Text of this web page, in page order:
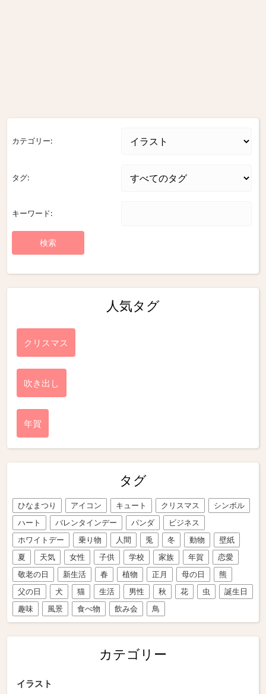
カテゴリー:
タグ:
キーワード:
人気タグ
クリスマス
吹き出し
年賀
タグ
ひなまつり アイコン キュート クリスマス
シンボル
ハート
バレンタインデー パンダ
ビジネス
ホワイトデー
乗り物 人間 兎 冬 動物
壁紙
夏
天気 女性 子供 学校 家族 年賀
恋愛
敬老の日
新生活 春 植物 正月 母の日
熊
父の日
犬 猫 生活 男性 秋 花 虫
誕生日
趣味
風景 食べ物 飲み会 鳥
カテゴリー
イラスト